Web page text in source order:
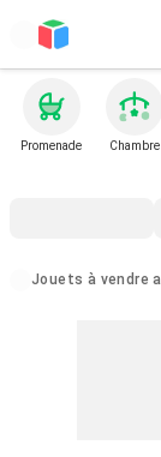
Promenade Chambre